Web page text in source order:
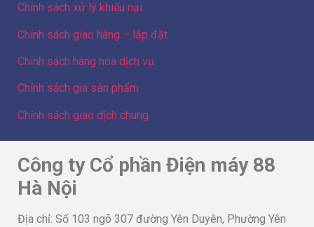
Chính sách xử lý khiếu nại
Chính sách giao hàng – lắp đặt
Chính sách hàng hóa dịch vụ
Chính sách giá sản phẩm
Chính sách giao dịch chung
Công ty Cổ phần Điện máy 88
Hà Nội
Địa chỉ: Số 103 ngõ 307 đường Yên Duyên, Phường Yên